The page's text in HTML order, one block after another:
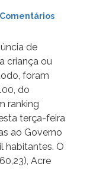
de
criança ou
foram
do
ranking
terça-feira
ao Governo
habitantes. O
Acre